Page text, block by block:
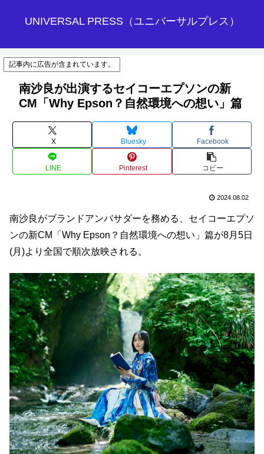
UNIVERSAL PRESS（ユニバーサルプレス）
記事内に広告が含まれています。
南沙良が出演するセイコーエプソンの新
CM「Why Epson？自然環境への想い」篇
X Bluesky Facebook
LINE Pinterest コピー
2024.08.02
南沙良がブランドアンバサダーを務める、セイコーエプソ
ンの新CM「Why Epson？自然環境への想い」篇が8月5日
(月)より全国で順次放映される。